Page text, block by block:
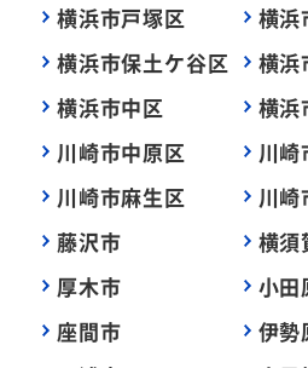
横浜市戸塚区
横浜
横浜市保土ケ谷区
横浜
横浜市中区
横浜
川崎市中原区
川
川崎市麻生区
川
藤沢市
横須
厚木市
小田
座間市
伊勢